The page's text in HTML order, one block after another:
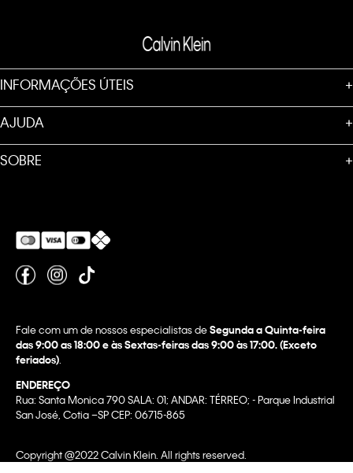
INFORMAÇÕES ÚTEIS +
AJUDA +
SOBRE +
Fale com um de nossos especialistas deSegunda a Quinta-feira
das 9:00 as 18:00 e às Sextas-feiras das 9:00 às 17:00. (Exceto
feriados)
ENDEREÇO
Rua: Santa Monica 790 SALA: 01; ANDAR: TÉRREO; - Parque Industrial
San José, Cotia –SP CEP: 06715-865
Copyright @2022 Calvin Klein. All rights reserved.